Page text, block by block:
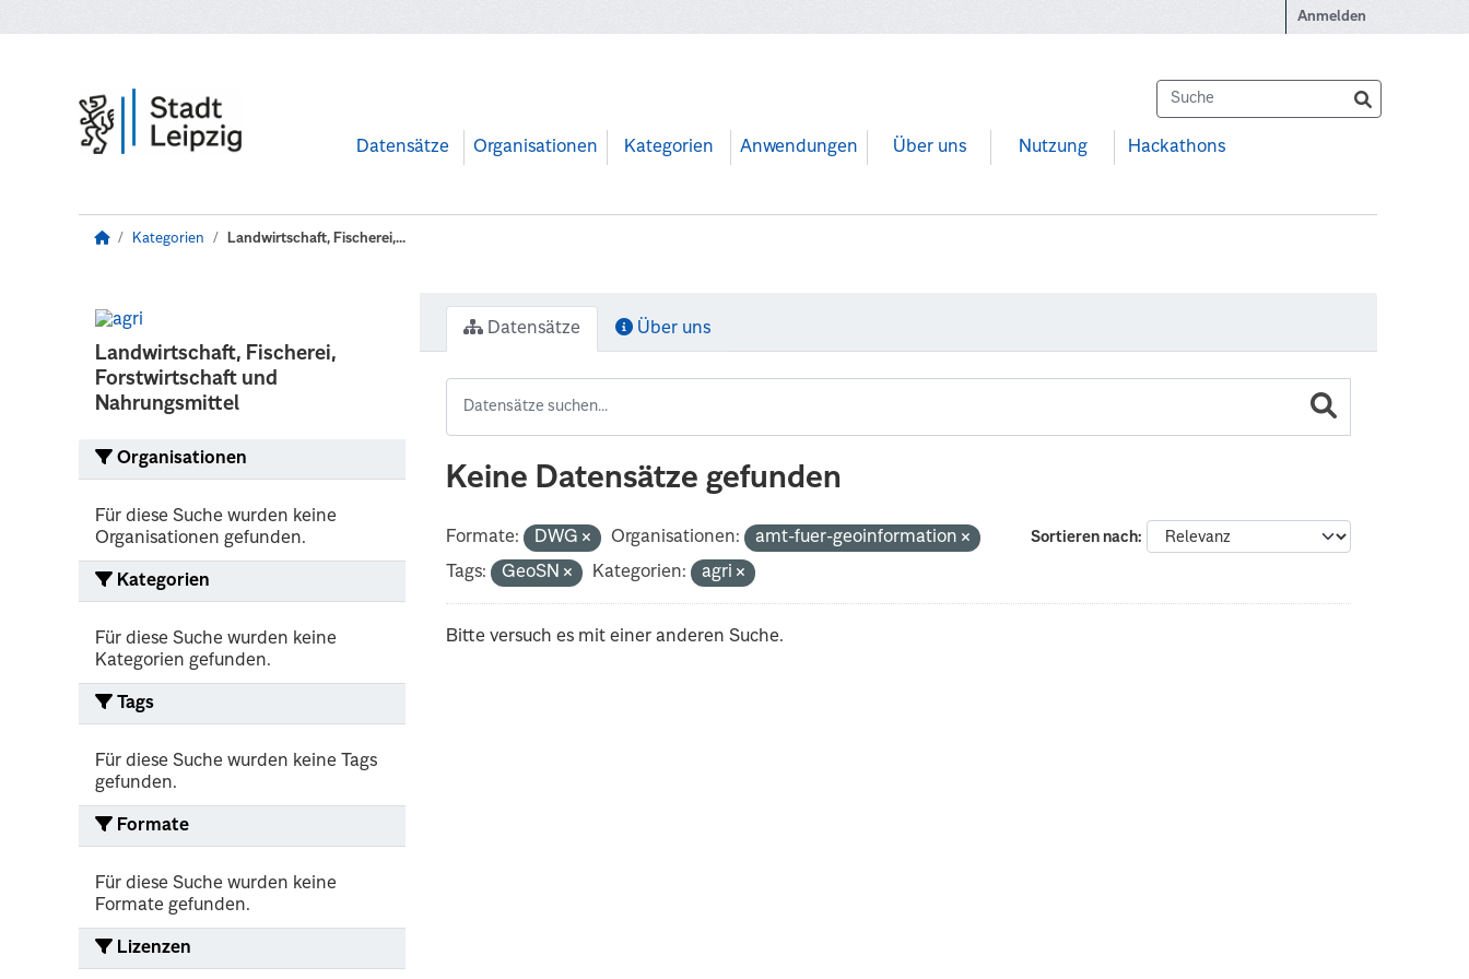
Anmelden
Datensätze Organisationen Kategorien Anwendungen Über uns Nutzung Hackathons
Kategorien Landwirtschaft, Fischerei,...
Landwirtschaft, Fischerei,
Forstwirtschaft und
Nahrungsmittel
Organisationen
Für diese Suche wurden keine
Organisationen gefunden.
Kategorien
Für diese Suche wurden keine
Kategorien gefunden.
Tags
Für diese Suche wurden keine Tags
gefunden.
Formate
Für diese Suche wurden keine
Formate gefunden.
Lizenzen
Datensätze Über uns
Keine Datensätze gefunden
Sortieren nach
Formate: DWG Organisationen:
amt-fuer-geoinformation
Tags:
GeoSN Kategorien: agri
Bitte versuch es mit einer anderen Suche.